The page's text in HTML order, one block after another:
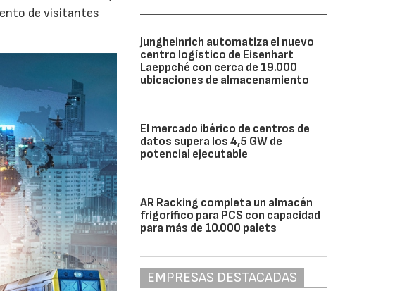
de visitantes
Jungheinrich automatiza el nuevo
centro logístico de Eisenhart
Laeppché con cerca de 19.000
ubicaciones de almacenamiento
El mercado ibérico de centros de
datos supera los 4,5 GW de
potencial ejecutable
AR Racking completa un almacén
frigorífico para PCS con capacidad
para más de 10.000 palets
EMPRESAS DESTACADAS